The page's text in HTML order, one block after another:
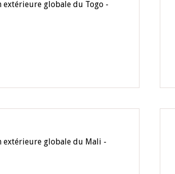
extérieure globale du Togo -
extérieure globale du Mali -